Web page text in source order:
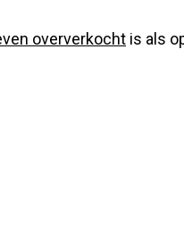
oververkocht is als